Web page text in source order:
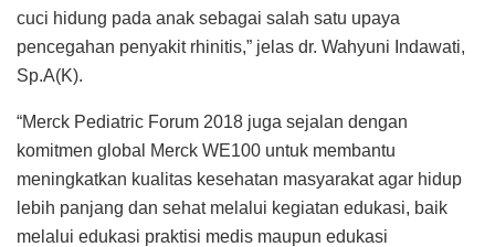
cuci hidung pada anak sebagai salah satu upaya
pencegahan penyakit rhinitis,” jelas dr. Wahyuni Indawati,
Sp.A(K).
“Merck Pediatric Forum 2018 juga sejalan dengan
komitmen global Merck WE100 untuk membantu
meningkatkan kualitas kesehatan masyarakat agar hidup
lebih panjang dan sehat melalui kegiatan edukasi, baik
melalui edukasi praktisi medis maupun edukasi